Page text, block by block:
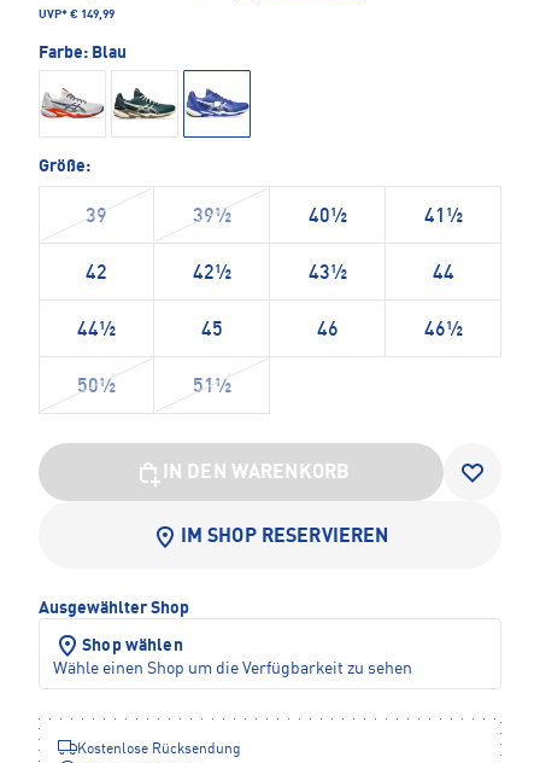
UVP* € 149,99
Farbe: Blau
Größe:
39 39½ 40½ 41½
42 42½ 43½ 44
44½ 45 46 46½
50½ 51½
IN DEN WARENKORB
IM SHOP RESERVIEREN
Ausgewählter Shop
Shop wählen
Wähle einen Shop um die Verfügbarkeit zu sehen
Kostenlose Rücksendung